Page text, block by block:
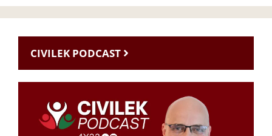
CIVILEK PODCAST